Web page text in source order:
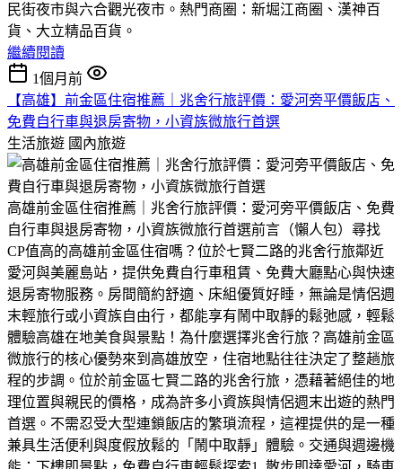
民街夜市與六合觀光夜市。​熱門商圈：新堀江商圈、漢神百
貨、大立精品百貨。
繼續閱讀
1個月前
【高雄】前金區住宿推薦｜兆舍行旅評價：愛河旁平價飯店、
免費自行車與退房寄物，小資族微旅行首選
生活旅遊 國內旅遊
高雄前金區住宿推薦｜兆舍行旅評價：愛河旁平價飯店、免費
自行車與退房寄物，小資族微旅行首選前言（懶人包）尋找
CP值高的高雄前金區住宿嗎？位於七賢二路的兆舍行旅鄰近
愛河與美麗島站，提供免費自行車租賃、免費大廳點心與快速
退房寄物服務。房間簡約舒適、床組優質好睡，無論是情侶週
末輕旅行或小資族自由行，都能享有鬧中取靜的鬆弛感，輕鬆
體驗高雄在地美食與景點！為什麼選擇兆舍行旅？高雄前金區
微旅行的核心優勢來到高雄放空，住宿地點往往決定了整趟旅
程的步調。位於前金區七賢二路的兆舍行旅，憑藉著絕佳的地
理位置與親民的價格，成為許多小資族與情侶週末出遊的熱門
首選。不需忍受大型連鎖飯店的繁瑣流程，這裡提供的是一種
兼具生活便利與度假放鬆的「鬧中取靜」體驗。交通與週邊機